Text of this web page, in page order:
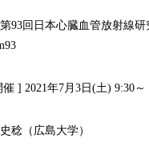
Q&A
93回日本心臓血管放射線研
催 ] 2021年7月3日(土) 9:30～
稔（広島大学）